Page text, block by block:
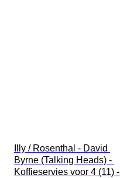
Illy / Rosenthal - David
Byrne (Talking Heads) -
Koffieservies voor 4 (11) -